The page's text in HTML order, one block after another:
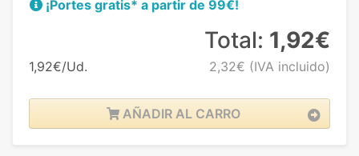
¡Portes gratis* a partir de 99€!
1,92€/Ud.
Total: 1,92€
2,32€ (IVA incluido)
AÑADIR AL CARRO